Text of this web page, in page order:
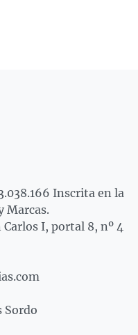
Inscrita en la
Marcas.
I, portal 8, nº 4
Sordo